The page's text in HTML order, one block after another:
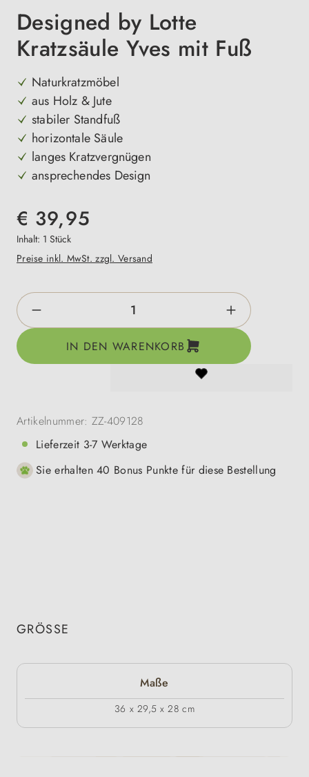
Designed by Lotte
Kratzsäule Yves mit Fuß
Naturkratzmöbel
aus Holz & Jute
stabiler Standfuß
horizontale Säule
langes Kratzvergnügen
ansprechendes Design
€ 39,95
Inhalt: 1 Stück
Preise inkl. MwSt. zzgl. Versand
Produkt Anzahl: Gib den gewünschten
IN DEN WARENKORB
Artikelnummer: ZZ-409128
Lieferzeit 3-7 Werktage
Sie erhalten 40 Bonus Punkte für diese Bestellung
GRÖSSE
Maße
36 x 29,5 x 28 cm